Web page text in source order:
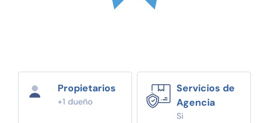
Propietarios
+1 dueño
Servicios de
Agencia
Si